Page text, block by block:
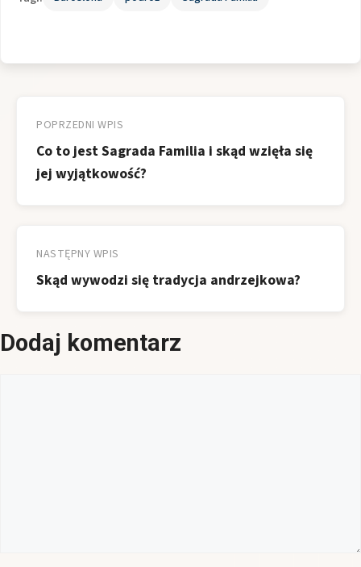
wpisu
POPRZEDNI WPIS
Co to jest Sagrada Familia i skąd wzięła się
jej wyjątkowość?
NASTĘPNY WPIS
Skąd wywodzi się tradycja andrzejkowa?
Dodaj komentarz